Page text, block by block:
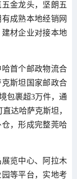
金龙头，坚朗五
成熟本地经销网
材企业对接本地
首个邮政物流合
斯坦国家邮政合
包裹超3万件，通
达哈萨克斯坦，
，形成完整莞哈
览中心、阿拉木
等平台，实地考